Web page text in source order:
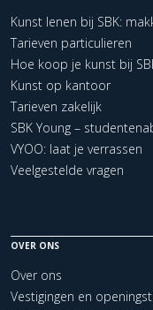
Kunst lenen bij SBK:
Tarieven particulieren
Hoe koop je kunst bij
Kunst op kantoor
Tarieven zakelijk
SBK Young –
VYOO: laat je verrassen
Veelgestelde vragen
OVER ONS
Over ons
Vestigingen en